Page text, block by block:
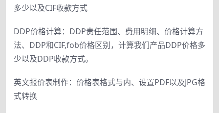
多少以及CIF收款方式
DDP价格计算：DDP责任范围、费用明细、价格计算方
法、DDP和CIF,fob价格区别，计算我们产品DDP价格多
少以及DDP收款方式。
英文报价表制作：价格表格式与内、设置PDF以及JPG格
式转换